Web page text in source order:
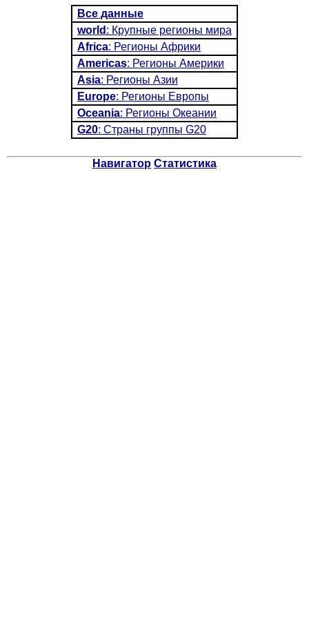
Все данные
world : Крупные регионы мира
Africa: Регионы Африки
Americas: Регионы Америки
Asia: Регионы Азии
Europe: Регионы Европы
Oceania: Регионы Океании
G20: Страны группы G20
Навигатор Статистика